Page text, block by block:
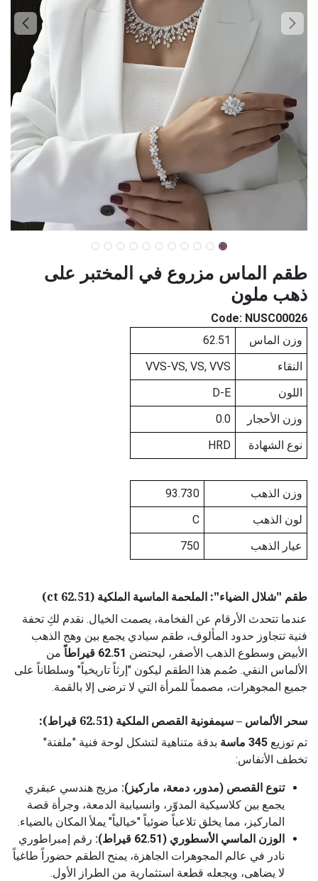
طقم الماس مزروع في المختبر على
ذهب ملون
Code: NUSC00026
وزن الماس
62.51
النقاء
VVS-VS, VS, VVS
اللون
D-E
وزن الأحجار
0.0
نوع الشهادة
HRD
وزن الذهب
93.730
لون الذهب
C
عيار الذهب
750
طقم "شلال الضياء": الملحمة الماسية الملكية (62.51 ct)
عندما تتحدث الأرقام عن الفخامة، يصمت الخيال. نقدم لكِ تحفة
فنية تتجاوز حدود المألوف، طقم سيادي يجمع بين وهج الذهب
الأبيض وسطوع الذهب الأصفر، ليحتضن 62.51 قيراطاً
من
الألماس النقي. صُمم هذا الطقم ليكون "إرثاً تاريخياً" وسلطاناً على
جميع المجوهرات، مصمماً للمرأة التي لا ترضى إلا بالقمة.
سحر الألماس – سيمفونية القصص الملكية (62.51 قيراط):
تم توزيع 345 ماسة
بدقة متناهية لتشكل لوحة فنية "ملفتة"
تخطف الأنفاس:
تنوع القصص (مدور، دمعة، ماركيز): مزيج هندسي عبقري
يجمع بين كلاسيكية المدوّر، وانسيابية الدمعة، وجرأة قصة
الماركيز، مما يخلق تلاعباً ضوئياً "خيالياً" يملأ المكان بالضياء.
الوزن الماسي الأسطوري (62.51 قيراط):
رقم إمبراطوري
نادر في عالم المجوهرات الجاهزة، يمنح الطقم حضوراً طاغياً
لا يضاهى، ويجعله قطعة استثمارية من الطراز الأول.